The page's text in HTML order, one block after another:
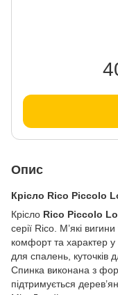
Опис
Крісло Rico Piccolo
Крісло Rico Piccolo
серії Rico. М’які
комфорт та характер
для спалень, куточків
Спинка виконана з
підтримується